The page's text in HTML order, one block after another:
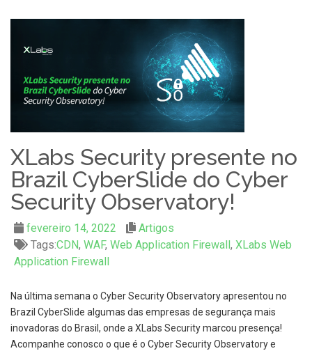
XLabs Security presente no
Brazil CyberSlide do Cyber
Security Observatory!
fevereiro 14, 2022
Artigos
Tags:CDN, WAF, Web Application Firewall , XLabs Web
Application Firewall
Na última semana o Cyber Security Observatory apresentou no
Brazil CyberSlide algumas das empresas de segurança mais
inovadoras do Brasil, onde a XLabs Security marcou presença!
Acompanhe conosco o que é o Cyber Security Observatory e